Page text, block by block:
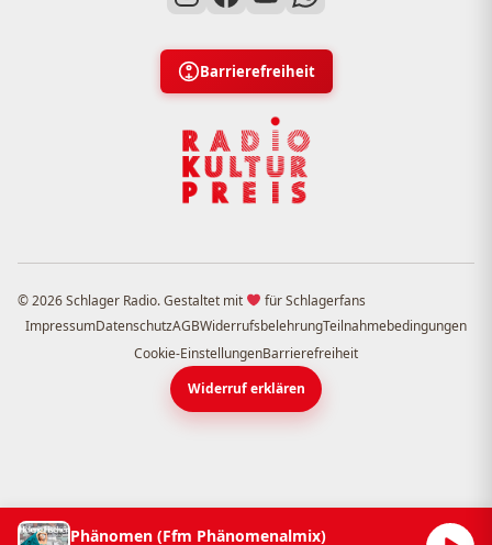
Barrierefreiheit
© 2026 Schlager Radio. Gestaltet mit
für Schlagerfans
ImpressumDatenschutzAGBWiderrufsbelehrungTeilnahmebedingungen
Cookie-EinstellungenBarrierefreiheit
Widerruf erklären
Phänomen (Ffm Phänomenalmix)